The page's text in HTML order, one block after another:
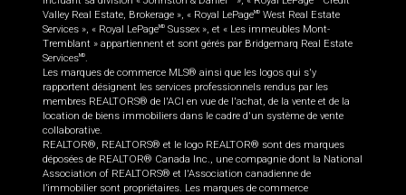
Valley Real Estate, Brokerage », « Royal LePageMD West Real Estate
Services », « Royal LePageMD Sussex », et « Les immeubles Mont-
Tremblant » appartiennent et sont gérés par Bridgemarq Real Estate
ServicesMD.
Les marques de commerce MLS® ainsi que les logos qui s'y
rapportent désignent les services professionnels rendus par les
membres REALTORS® de l'ACI en vue de l'achat, de la vente et de la
location de biens immobiliers dans le cadre d'un système de vente
collaborative.
REALTOR®, REALTORS® et le logo REALTOR® sont des marques
déposées de REALTOR® Canada Inc., une compagnie dont la National
Association of REALTORS® et l'Association canadienne de
l’immobilier sont propriétaires. Les marques de commerce